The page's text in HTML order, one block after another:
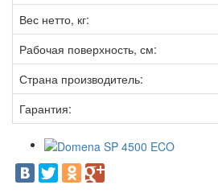
Вес нетто, кг:
Рабочая поверхность, см:
Страна производитель:
Гарантия: